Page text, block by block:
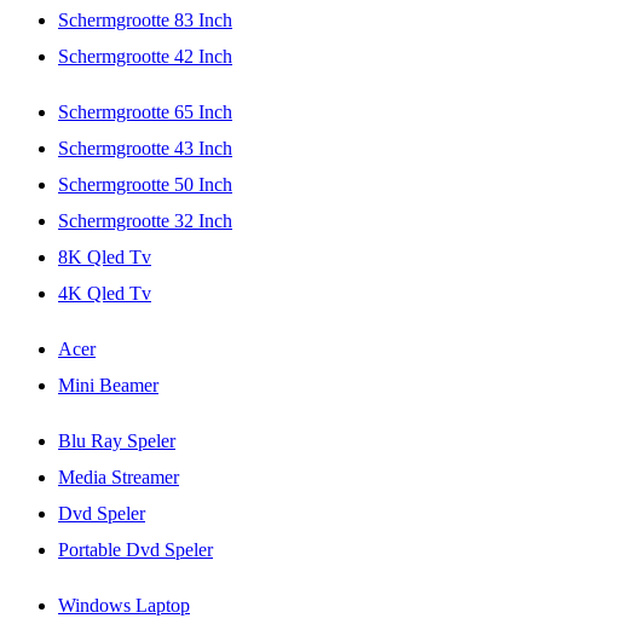
Schermgrootte 83 Inch
Schermgrootte 42 Inch
Schermgrootte 65 Inch
Schermgrootte 43 Inch
Schermgrootte 50 Inch
Schermgrootte 32 Inch
8K Qled Tv
4K Qled Tv
Acer
Mini Beamer
Blu Ray Speler
Media Streamer
Dvd Speler
Portable Dvd Speler
Windows Laptop